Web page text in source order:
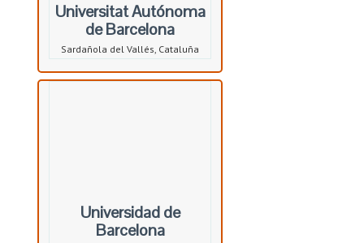
Universitat Autónoma
de Barcelona
Sardañola del Vallés, Cataluña
Universidad de
Barcelona